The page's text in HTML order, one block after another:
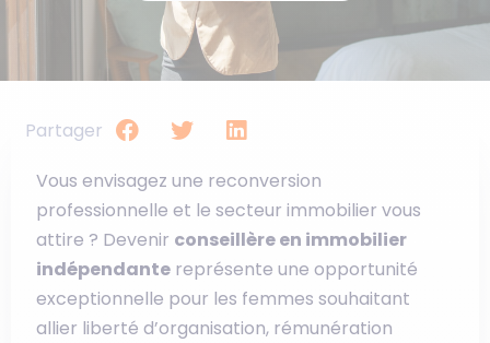
Partager
Vous envisagez une reconversion
professionnelle et le secteur immobilier vous
attire ? Devenir conseillère en immobilier
indépendantereprésente une opportunité
exceptionnelle pour les femmes souhaitant
allier liberté d’organisation, rémunération